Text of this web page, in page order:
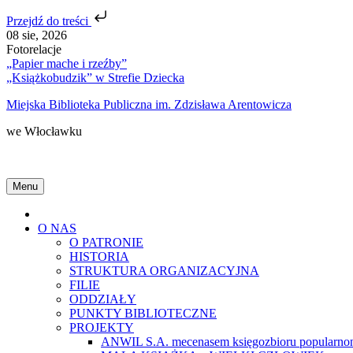
Przejdź do treści
Skip
to
content
08 sie, 2026
Fotorelacje
„Papier mache i rzeźby”
„Książkobudzik” w Strefie Dziecka
Miejska Biblioteka Publiczna im. Zdzisława Arentowicza
we Włocławku
Menu
O NAS
O PATRONIE
HISTORIA
STRUKTURA ORGANIZACYJNA
FILIE
ODDZIAŁY
PUNKTY BIBLIOTECZNE
PROJEKTY
ANWIL S.A. mecenasem księgozbioru